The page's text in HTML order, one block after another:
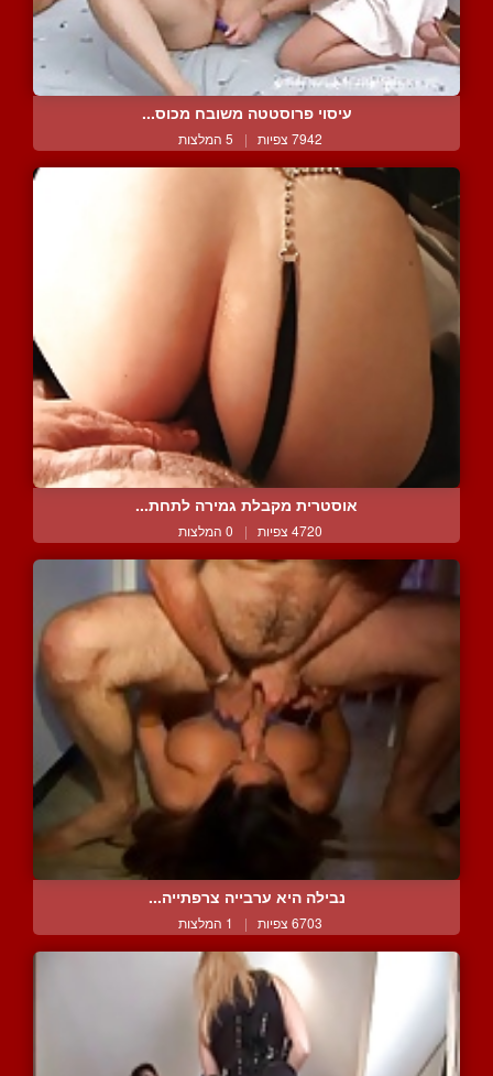
עיסוי פרוסטטה משובח מכוס...
7942 צפיות | 5 המלצות
אוסטרית מקבלת גמירה לתחת...
4720 צפיות | 0 המלצות
נבילה היא ערבייה צרפתייה...
6703 צפיות | 1 המלצות